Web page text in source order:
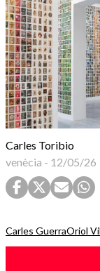
Carles Toribio
venècia - 12/05/26
Carles GuerraOriol